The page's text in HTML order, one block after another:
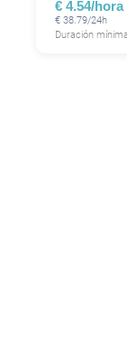
€ 4.54/hora
€ 38.79/24h
Duración